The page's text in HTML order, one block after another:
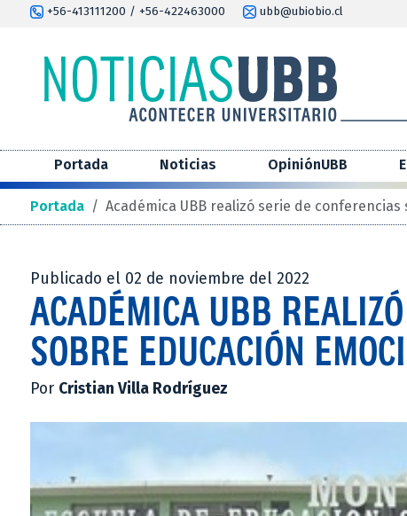
+56-413111200 / +56-422463000 ubb@ubiobio.cl
Portada Noticias OpiniónUBB
Portada / Académica UBB realizó serie de
Publicado el 02 de noviembre del 2022
ACADÉMICA UBB
SOBRE EDUCACIÓN
Por Cristian Villa Rodríguez